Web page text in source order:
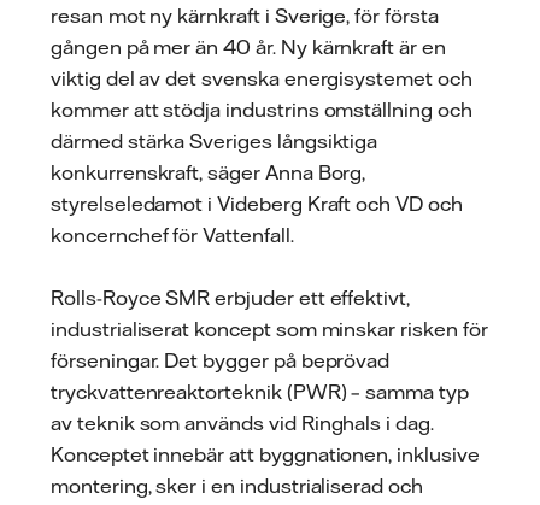
resan mot ny kärnkraft i Sverige, för första
gången på mer än 40 år. Ny kärnkraft är en
viktig del av det svenska energisystemet och
kommer att stödja industrins omställning och
därmed stärka Sveriges långsiktiga
konkurrenskraft, säger Anna Borg,
styrelseledamot i Videberg Kraft och VD och
koncernchef för Vattenfall.
Rolls-Royce SMR erbjuder ett effektivt,
industrialiserat koncept som minskar risken för
förseningar. Det bygger på beprövad
tryckvattenreaktorteknik (PWR) – samma typ
av teknik som används vid Ringhals i dag.
Konceptet innebär att byggnationen, inklusive
montering, sker i en industrialiserad och